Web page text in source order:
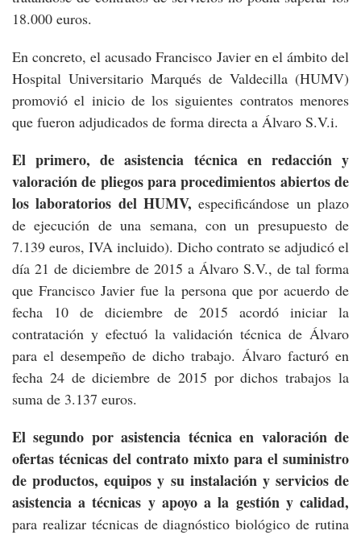
18.000 euros.
En concreto, el acusado Francisco Javier en el ámbito del
Hospital Universitario Marqués de Valdecilla (HUMV)
promovió el inicio de los siguientes contratos menores
que fueron adjudicados de forma directa a Álvaro S.V.i.
El primero, de asistencia técnica en redacción y
valoración de pliegos para procedimientos abiertos de
los laboratorios del HUMV, especificándose un plazo
de ejecución de una semana, con un presupuesto de
7.139 euros, IVA incluido). Dicho contrato se adjudicó el
día 21 de diciembre de 2015 a Álvaro S.V., de tal forma
que Francisco Javier fue la persona que por acuerdo de
fecha 10 de diciembre de 2015 acordó iniciar la
contratación y efectuó la validación técnica de Álvaro
para el desempeño de dicho trabajo. Álvaro facturó en
fecha 24 de diciembre de 2015 por dichos trabajos la
suma de 3.137 euros.
El segundo por asistencia técnica en valoración de
ofertas técnicas del contrato mixto para el suministro
de productos, equipos y su instalación y servicios de
asistencia a técnicas y apoyo a la gestión y calidad,
para realizar técnicas de diagnóstico biológico de rutina